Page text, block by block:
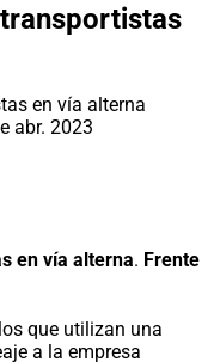
abr. 2023
en vía alterna. Frente
que utilizan una
a la empresa